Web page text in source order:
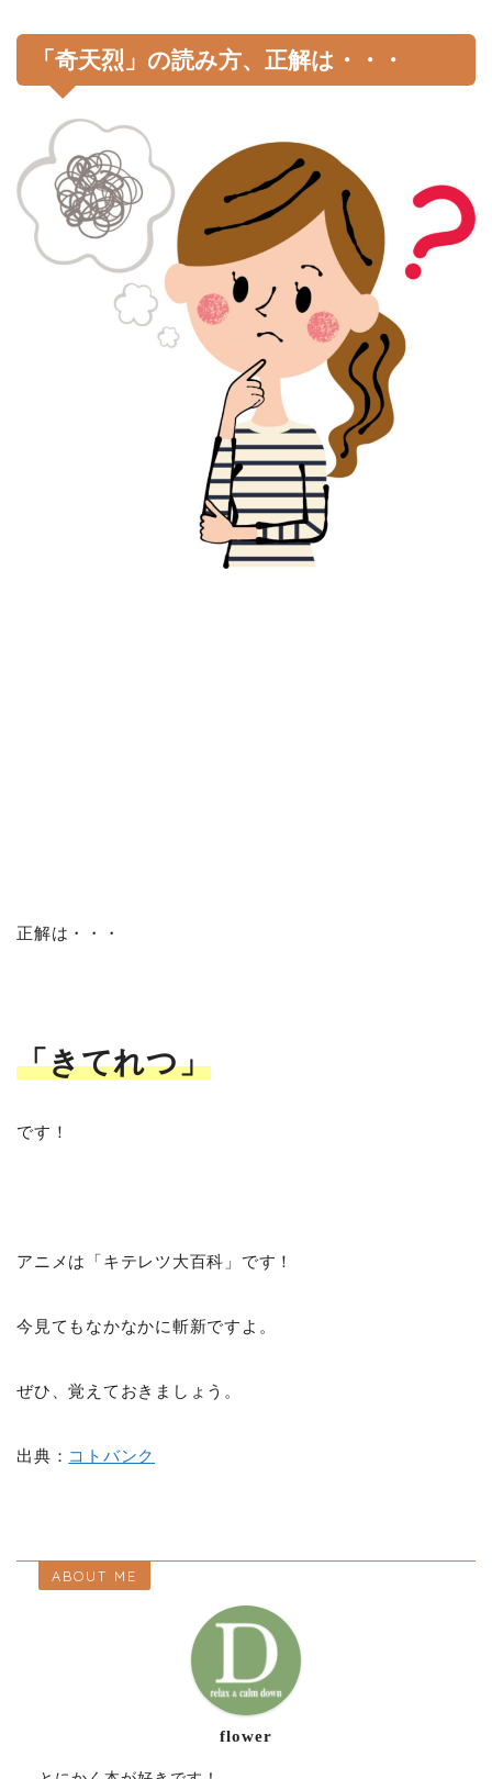
「奇天烈」の読み方、正解は・・・
正解は・・・
「きてれつ」
です！
アニメは「キテレツ大百科」です！
今見てもなかなかに斬新ですよ。
ぜひ、覚えておきましょう。
出典： コトバンク
ABOUT ME
flower